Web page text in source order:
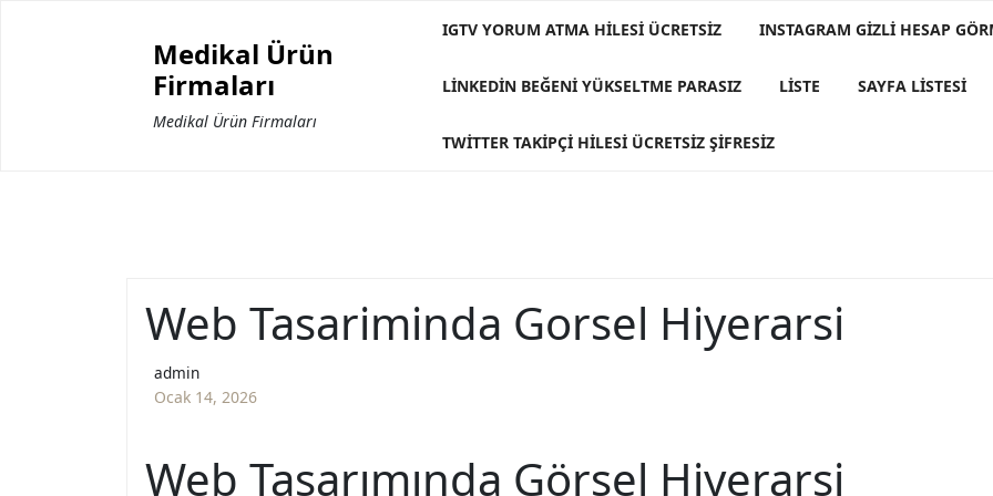
Medikal Ürün
Firmaları
Medikal Ürün Firmaları
IGTV YORUM ATMA HILESI ÜCRETSIZ INSTAGRAM GIZLI HESAP
LINKEDIN BEĞENI YÜKSELTME PARASIZ LISTE SAYFA LISTESI
TWITTER TAKIPÇI HILESI ÜCRETSIZ ŞIFRESIZ
Web Tasariminda Gorsel Hiyerarsi
admin
Ocak 14, 2026
Web Tasarımında Görsel Hiyerarşi